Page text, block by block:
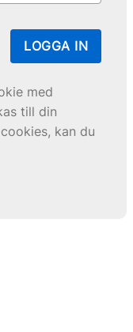
LOGGA IN
med
till din
kan du